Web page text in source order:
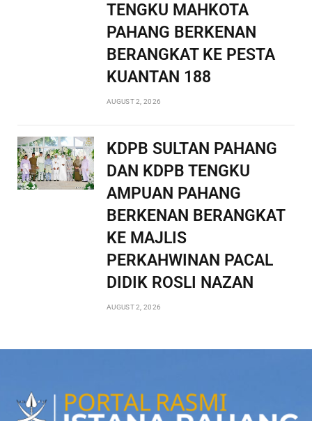
TENGKU MAHKOTA
PAHANG BERKENAN
BERANGKAT KE PESTA
KUANTAN 188
AUGUST 2, 2026
KDPB SULTAN PAHANG
DAN KDPB TENGKU
AMPUAN PAHANG
BERKENAN BERANGKAT
KE MAJLIS
PERKAHWINAN PACAL
DIDIK ROSLI NAZAN
AUGUST 2, 2026